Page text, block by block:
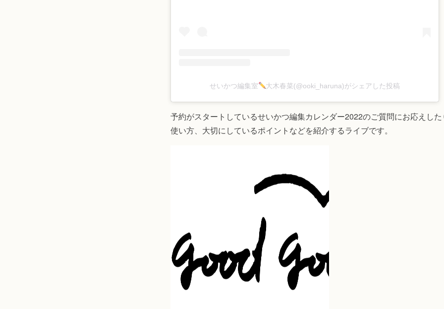
せいかつ編集室 大木春菜(@ooki_haruna)がシェアした投稿
予約がスタートしているせいかつ編集カレンダー2022のご質問にお応えした
使い方、大切にしているポイントなどを紹介するライブです。